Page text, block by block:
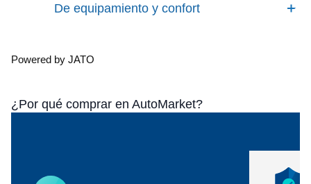
De equipamiento y confort
Powered by JATO
¿Por qué comprar en AutoMarket?